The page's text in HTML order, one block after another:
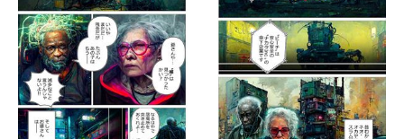
エネルギーの専門メディア
建設×テクノロジーの最前線
ちょっと気になるネットの話題